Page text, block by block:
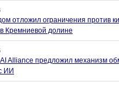
отложил ограничения против
Кремниевой долине
Alliance предложил механизм
ИИ